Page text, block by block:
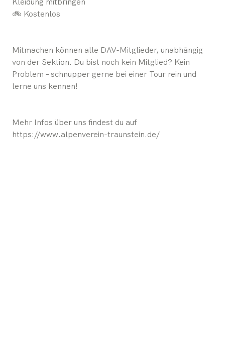
🚲 Kostenlos
Mitmachen können alle DAV-Mitglieder, unabhängig
von der Sektion. Du bist noch kein Mitglied? Kein
Problem – schnupper gerne bei einer Tour rein und
lerne uns kennen!
Mehr Infos über uns findest du auf
https://www.alpenverein-traunstein.de/